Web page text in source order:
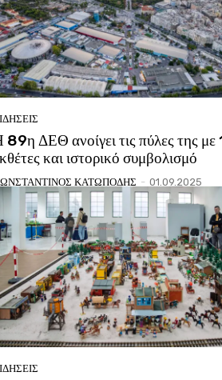
89η ΔΕΘ ανοίγει τις πύλες της
και ιστορικό συμβολισμό
ΚΑΤΩΠΟΔΗΣ - 01.09.2025